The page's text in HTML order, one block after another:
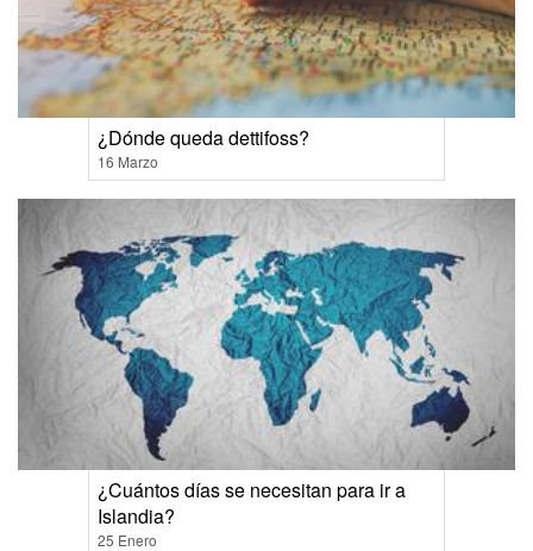
¿Dónde queda dettifoss?
16 Marzo
¿Cuántos días se necesitan para ir a
Islandia?
25 Enero